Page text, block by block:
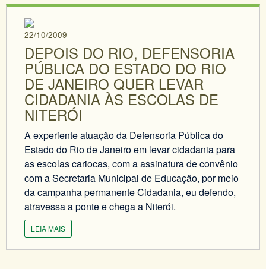
22/10/2009
DEPOIS DO RIO, DEFENSORIA
PÚBLICA DO ESTADO DO RIO
DE JANEIRO QUER LEVAR
CIDADANIA ÀS ESCOLAS DE
NITERÓI
A experiente atuação da Defensoria Pública do
Estado do Rio de Janeiro em levar cidadania para
as escolas cariocas, com a assinatura de convênio
com a Secretaria Municipal de Educação, por meio
da campanha permanente Cidadania, eu defendo,
atravessa a ponte e chega a Niterói.
LEIA MAIS